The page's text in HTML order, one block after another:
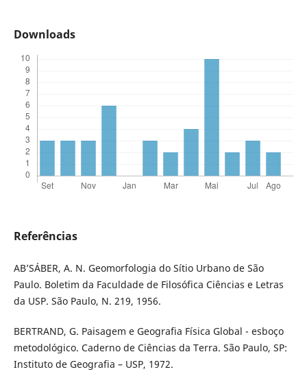
Downloads
Referências
AB’SÁBER, A. N. Geomorfologia do Sítio Urbano de São
Paulo. Boletim da Faculdade de Filosófica Ciências e Letras
da USP. São Paulo, N. 219, 1956.
BERTRAND, G. Paisagem e Geografia Física Global - esboço
metodológico. Caderno de Ciências da Terra. São Paulo, SP:
Instituto de Geografia – USP, 1972.